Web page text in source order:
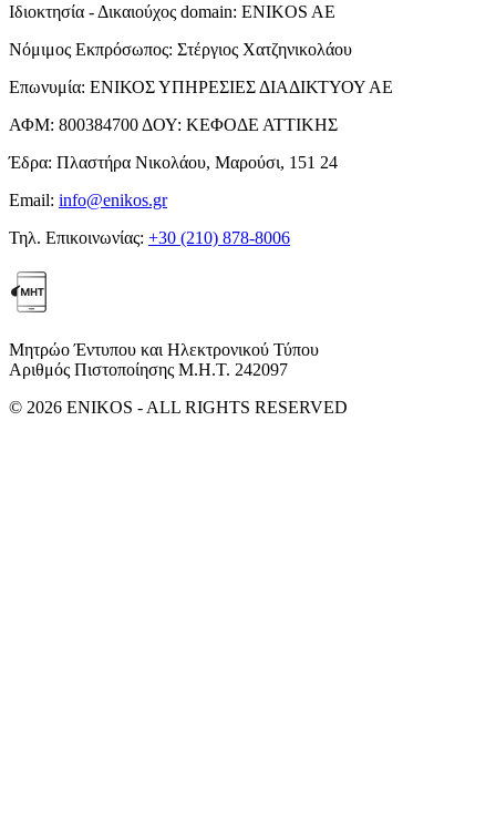
Ιδιοκτησία - Δικαιούχος domain: ENIKOS AE
Νόμιμος Εκπρόσωπος: Στέργιος Χατζηνικολάου
Επωνυμία: ΕΝΙΚΟΣ ΥΠΗΡΕΣΙΕΣ ΔΙΑΔΙΚΤΥΟΥ ΑΕ
ΑΦΜ: 800384700 ΔΟΥ: ΚΕΦΟΔΕ ΑΤΤΙΚΗΣ
Έδρα: Πλαστήρα Νικολάου, Μαρούσι, 151 24
Email: info@enikos.gr
Τηλ. Επικοινωνίας: +30 (210) 878-8006
Μητρώο Έντυπου και Ηλεκτρονικού Τύπου
Αριθμός Πιστοποίησης Μ.Η.Τ. 242097
© 2026 ENIKOS - ALL RIGHTS RESERVED